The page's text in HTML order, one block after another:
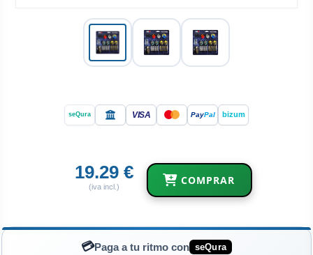
seQura VISA PayPal bizum
19.29 €
(iva incl.) COMPRAR
💳Paga a tu ritmo con seQura